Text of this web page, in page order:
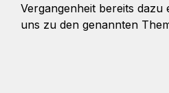
Vergangenheit bereits dazu
uns zu den genannten